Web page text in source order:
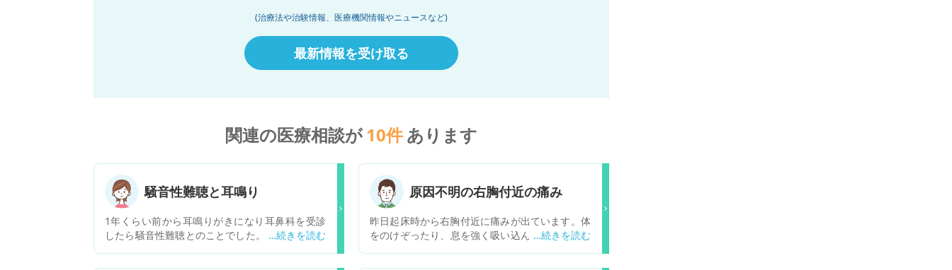
(治療法や治験情報、医療機関情報やニュースなど)
最新情報を受け取る
関連の医療相談が10件あります
騒音性難聴と耳鳴り
1年くらい前から耳鳴りがきになり耳鼻科を受診
したら騒音性難聴とのことでした。その後テレビ
原因不明の右胸付近の痛み
昨日起床時から右胸付近に痛みが出ています。体
をのけぞったり、息を強く吸い込んだりする際に